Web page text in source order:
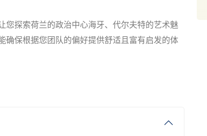
您探索荷兰的政治中心海牙、代尔夫特的艺术魅
确保根据您团队的偏好提供舒适且富有启发的体